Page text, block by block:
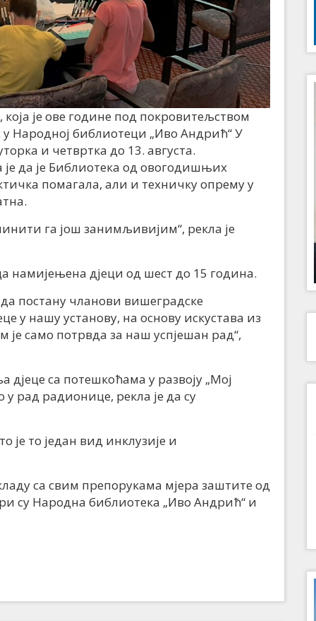
је ове године под покровитељством
у Народној библиотеци „Иво Андрић“ У
и четвртка до 13. августа.
да је Библиотека од овогодишњих
помагала, али и техничку опрему у
га још занимљивијим“, рекла је
намијењена дјеци од шест до 15 година.
постану чланови вишеградске
у нашу установу, на основу искустава из
само потрвда за наш успјешан рад“,
са потешкоћама у развоју „Мој
у рад радионице, рекла је да су
је то један вид инклузије и
са свим препорукама мјера заштите од
су Народна библиотека „Иво Андрић“ и